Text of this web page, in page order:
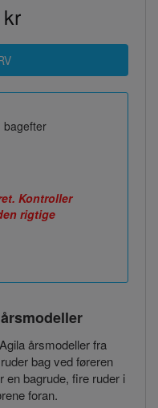
bagefter
Kontroller
rigtige
årsmodeller fra
bag ved føreren
en bagrude, fire ruder i
foran.